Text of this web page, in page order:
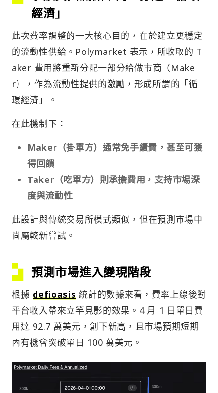
經濟」
此次費率調整的一大核心目的，在於建立更穩定
的流動性供給。Polymarket 表示，所收取的 T
aker 費用將重新分配一部分給做市商（Make
r），作為流動性提供的激勵，形成所謂的「循
環經濟」。
在此機制下：
Maker（掛單方）通常免手續費，甚至可獲
得回饋
Taker（吃單方）則承擔費用，支持市場深
度與流動性
此設計與傳統交易所模式類似，但在預測市場中
尚屬較新嘗試。
預測市場進入變現階段
根據defioasis 統計的數據來看，費率上線後對
平台收入帶來立竿見影的效果。4 月 1 日單日費
用達 92.7 萬美元，創下新高，且市場預期短期
內有機會突破單日 100 萬美元。